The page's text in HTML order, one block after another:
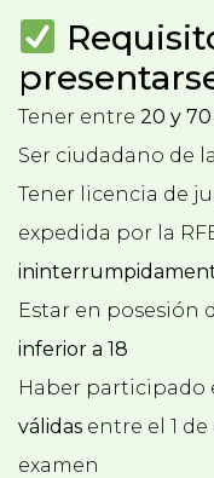
Tener entre 20 y
Ser ciudadano de
Tener licencia de
expedida por la
Estar en posesión
inferior a 18
Haber participado
válidas entre el 1 de
examen